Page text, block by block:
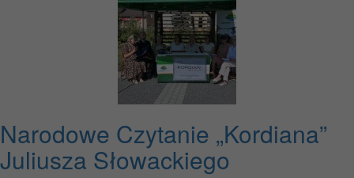
Narodowe Czytanie „Kordiana”
Juliusza Słowackiego